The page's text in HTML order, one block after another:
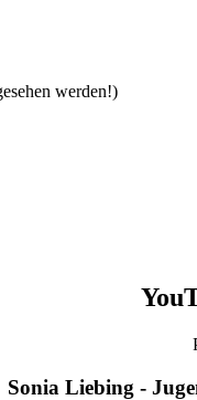
werden!)
Sonia Liebing -